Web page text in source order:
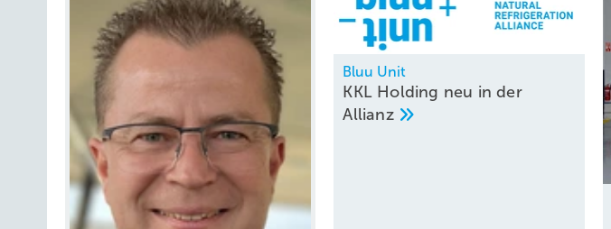
Bluu Unit
KKL Holding neu in der
Allianz